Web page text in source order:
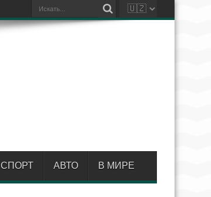
СПОРТ АВТО В МИРЕ